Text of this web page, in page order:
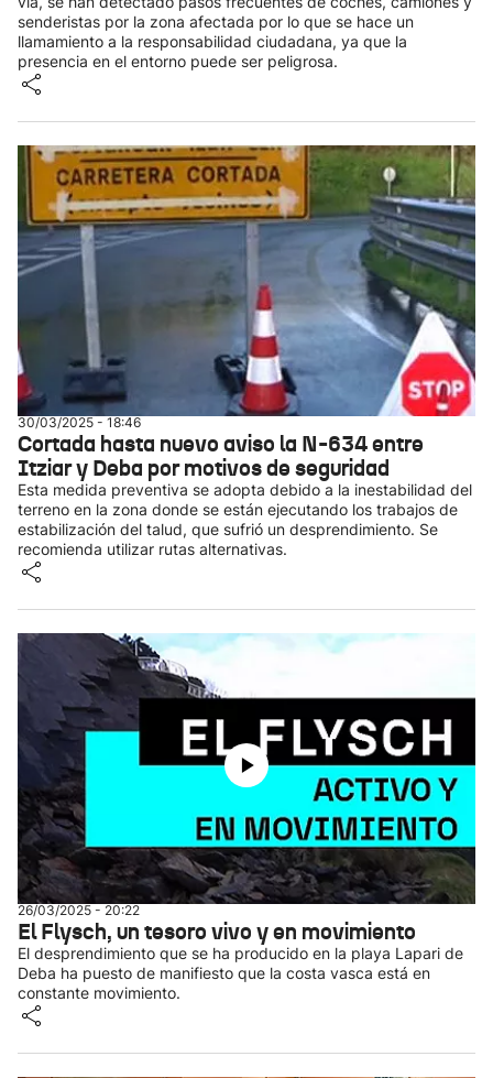
senderistas por la zona afectada por lo que se hace un
llamamiento a la responsabilidad ciudadana, ya que la
presencia en el entorno puede ser peligrosa.
30/03/2025 - 18:46
Cortada hasta nuevo aviso la N-634 entre
Itziar y Deba por motivos de seguridad
Esta medida preventiva se adopta debido a la inestabilidad del
terreno en la zona donde se están ejecutando los trabajos de
estabilización del talud, que sufrió un desprendimiento. Se
recomienda utilizar rutas alternativas.
26/03/2025 - 20:22
El Flysch, un tesoro vivo y en movimiento
El desprendimiento que se ha producido en la playa Lapari de
Deba ha puesto de manifiesto que la costa vasca está en
constante movimiento.